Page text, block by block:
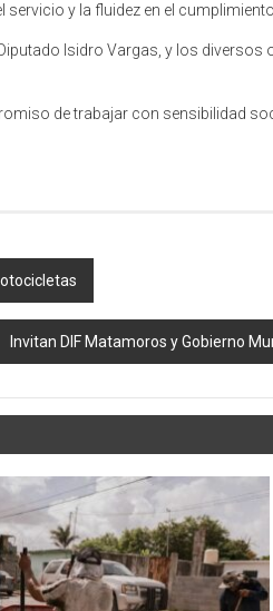
y la fluidez en el
Isidro Vargas, y los
de trabajar con sensibilidad
Invitan DIF Matamoros y Gobierno